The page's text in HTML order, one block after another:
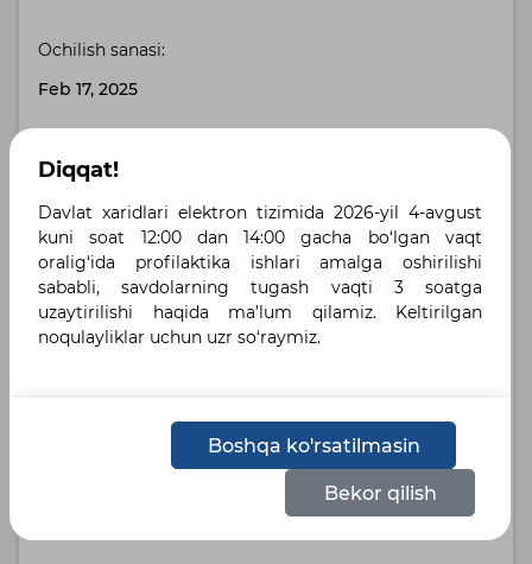
Ochilish sanasi:
Feb 17, 2025
100 bank. kuni
Buyurtmachi manzili:
Toshkent shahri, Toshkent shahri , улица Бабура,
дом 42А
Diqqat!
Davlat xaridlari elektron tizimida 2026-yil 4-avgust
kuni soat 12:00 dan 14:00 gacha bo‘lgan vaqt
oralig‘ida profilaktika ishlari amalga oshirilishi
sababli, savdolarning tugash vaqti 3 soatga
uzaytirilishi haqida ma’lum qilamiz. Keltirilgan
noqulayliklar uchun uzr so‘raymiz.
Boshqa ko'rsatilmasin
Bekor qilish